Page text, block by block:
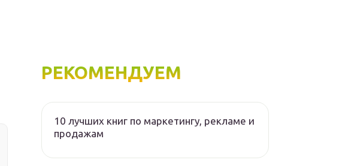
РЕКОМЕНДУЕМ
10 лучших книг по маркетингу, рекламе и
продажам